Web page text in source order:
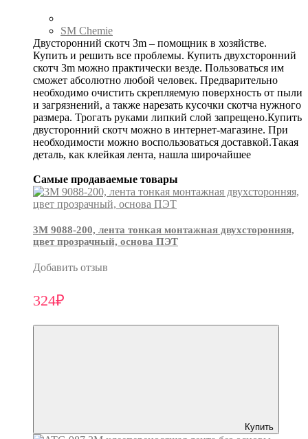
SM Chemie
Двусторонний скотч 3m – помощник в хозяйстве.
Купить и решить все проблемы. Купить двухсторонний
скотч 3m можно практически везде. Пользоваться им
сможет абсолютно любой человек. Предварительно
необходимо очистить скрепляемую поверхность от пыли
и загрязнений, а также нарезать кусочки скотча нужного
размера. Трогать руками липкий слой запрещено.Купить
двусторонний скотч можно в интернет-магазине. При
необходимости можно воспользоваться доставкой.Такая
деталь, как клейкая лента, нашла широчайшее
Самые продаваемые товары
3М 9088-200, лента тонкая монтажная двухсторонняя,
цвет прозрачный, основа ПЭТ
Добавить отзыв
324₽
Купить